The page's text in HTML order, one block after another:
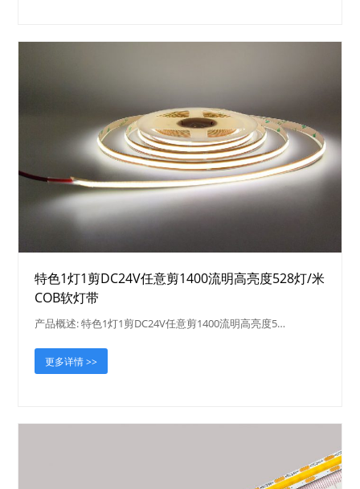
特色1灯1剪DC24V任意剪1400流明高亮度528灯/米
COB软灯带
产品概述: 特色1灯1剪DC24V任意剪1400流明高亮度5…
更多详情 >>